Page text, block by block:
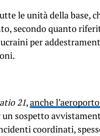
le unità della base,
secondo quanto
per
21,anche
un sospetto
coordinati,